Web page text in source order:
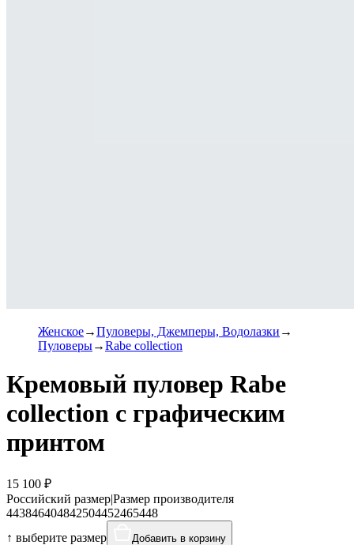
Женское
Пуловеры, Джемперы, Водолазки
Пуловеры
Rabe collection
Кремовый пуловер Rabe
collection с графическим
принтом
15 100 ₽
Российский размер|Размер производителя
443846404842504452465448
↑ выберите размер
Добавить в корзину